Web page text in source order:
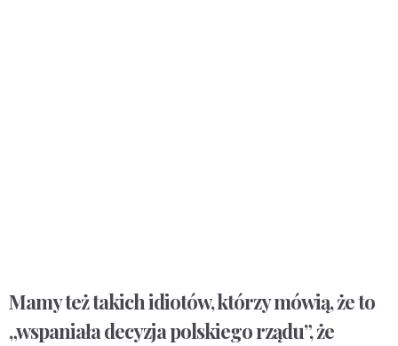
Mamy też takich idiotów, którzy mówią, że to
„wspaniała decyzja polskiego rządu”, że